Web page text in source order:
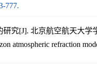
777.
究[J]. 北京航空航天大学
atmospheric refraction